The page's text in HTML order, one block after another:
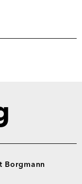
Borgmann